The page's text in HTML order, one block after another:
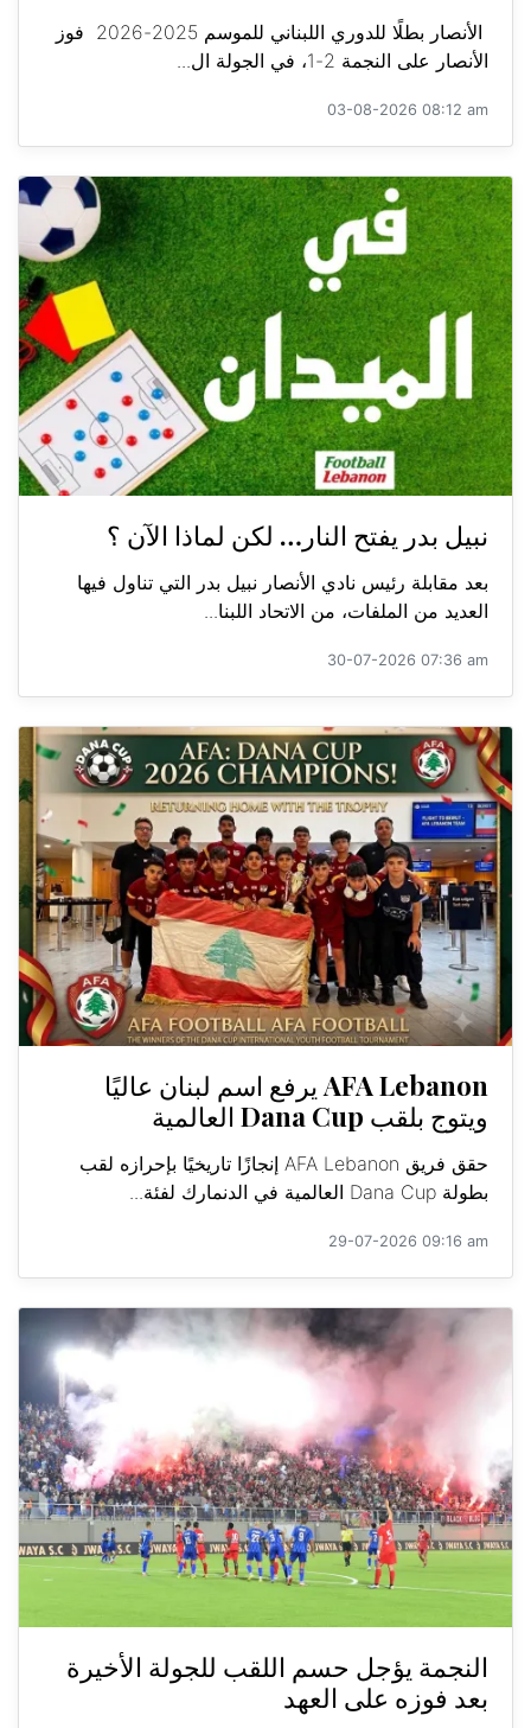
الأنصار بطلًا للدوري اللبناني للموسم 2025-2026 فوز
الأنصار على النجمة 2-1، في الجولة ال...
03-08-2026 08:12 am
نبيل بدر يفتح النار… لكن لماذا الآن ؟
بعد مقابلة رئيس نادي الأنصار نبيل بدر التي تناول فيها
العديد من الملفات، من الاتحاد اللبنا...
30-07-2026 07:36 am
AFA Lebanon يرفع اسم لبنان عاليًا
ويتوج بلقب Dana Cup العالمية
حقق فريق AFA Lebanon إنجازًا تاريخيًا بإحرازه لقب
بطولة Dana Cup العالمية في الدنمارك لفئة...
29-07-2026 09:16 am
النجمة يؤجل حسم اللقب للجولة الأخيرة
بعد فوزه على العهد